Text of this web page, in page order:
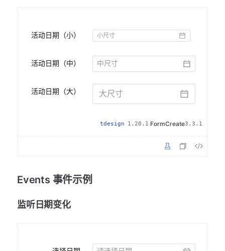
tdesign 1.20.1·FormCreate3.3.1
活动日期（小）
活动日期（中）
活动日期（大）
Events 事件示例
监听日期变化